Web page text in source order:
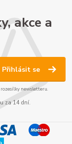
akce a
Přihlásit se
newsletteru.
za 14 dní.